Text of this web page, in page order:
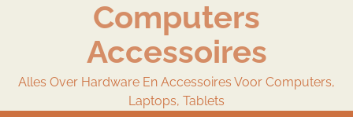
Computers
Accessoires
Alles Over Hardware En Accessoires Voor Computers,
Laptops, Tablets